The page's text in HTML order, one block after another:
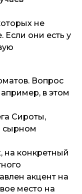
не
Если они есть у
Вопрос
в этом
Сироты,
сырном
на конкретный
акцент на
место на